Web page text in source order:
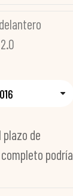
plazo de
podría